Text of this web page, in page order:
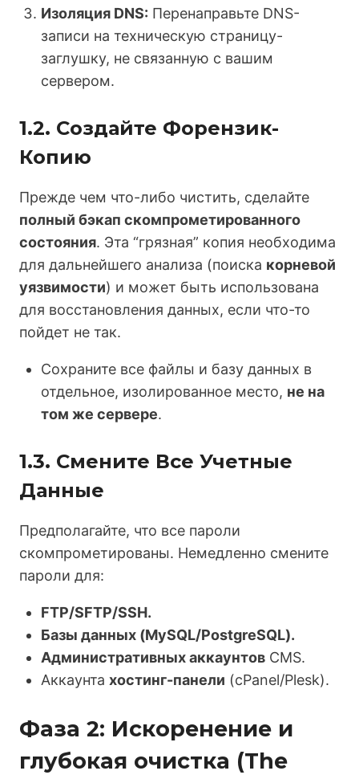
Изоляция DNS: Перенаправьте DNS-
записи на техническую страницу-
заглушку, не связанную с вашим
сервером.
1.2. Создайте Форензик-
Копию
Прежде чем что-либо чистить, сделайте
полный бэкап скомпрометированного
состояния. Эта “грязная” копия необходима
для дальнейшего анализа (поиска корневой
уязвимости) и может быть использована
для восстановления данных, если что-то
пойдет не так.
Сохраните все файлы и базу данных в
отдельное, изолированное место, не на
том же сервере.
1.3. Смените Все Учетные
Данные
Предполагайте, что все пароли
скомпрометированы. Немедленно смените
пароли для:
FTP/SFTP/SSH.
Базы данных (MySQL/PostgreSQL).
Административных аккаунтов CMS.
Аккаунта хостинг-панели (cPanel/Plesk).
Фаза 2: Искоренение и
глубокая очистка (The